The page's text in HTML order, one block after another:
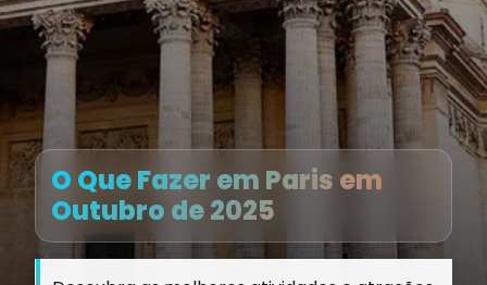
O Que Fazer em Paris em
Outubro de 2025